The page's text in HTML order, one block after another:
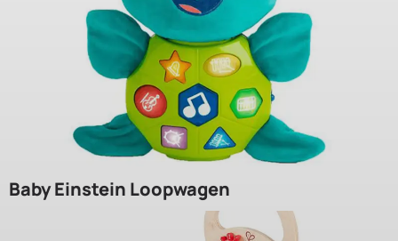
Baby Einstein Loopwagen